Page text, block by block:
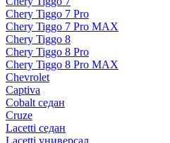
Chery Tiggo 7 Pro
Chery Tiggo 7 Pro MAX
Chery Tiggo 8
Chery Tiggo 8 Pro
Chery Tiggo 8 Pro MAX
Chevrolet
Captiva
Cobalt седан
Cruze
Lacetti седан
Lacetti универсал